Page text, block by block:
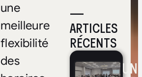
—
ARTICLES
RÉCENTS
une
meilleure
flexibilité
des